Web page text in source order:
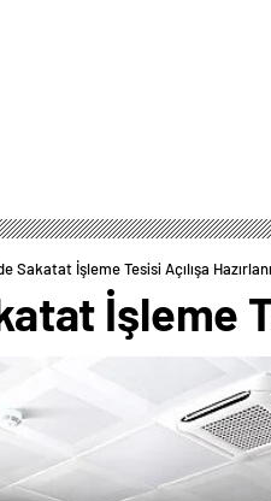
Sakatat İşleme Tesisi Açılışa
İşleme